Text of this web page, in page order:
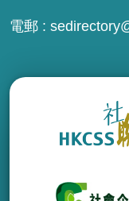
電郵 :